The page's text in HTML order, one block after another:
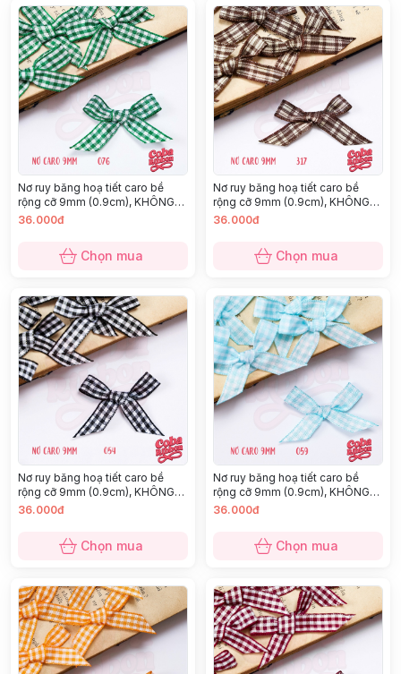
Nơ ruy băng hoạ tiết caro bề
rộng cỡ 9mm (0.9cm), KHÔNG
KÈM GHIM CÀI, chất thô cao cấp
36.000đ
Chọn mua
Nơ ruy băng hoạ tiết caro bề
rộng cỡ 9mm (0.9cm), KHÔNG
KÈM GHIM CÀI, chất thô cao cấp
36.000đ
Chọn mua
Nơ ruy băng hoạ tiết caro bề
rộng cỡ 9mm (0.9cm), KHÔNG
KÈM GHIM CÀI, chất thô cao cấp
36.000đ
Chọn mua
Nơ ruy băng hoạ tiết caro bề
rộng cỡ 9mm (0.9cm), KHÔNG
KÈM GHIM CÀI, chất thô cao cấp
36.000đ
Chọn mua